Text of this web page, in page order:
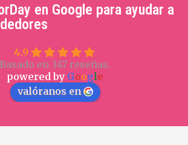
en Google para ayudar a
4.9
Basado en 347 reseñas.
powered by Google
valóranos en